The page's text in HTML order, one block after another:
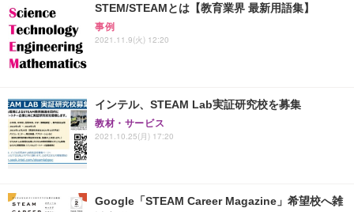
STEM/STEAMとは【教育業界 最新用語集】
事例
2021.11.9(火) 12:20
インテル、STEAM Lab実証研究校を募集
教材・サービス
2021.10.25(月) 17:20
Google「STEAM Career Magazine」希望校へ雑